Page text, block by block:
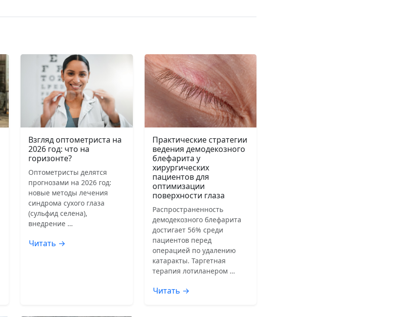
Взгляд оптометриста на
2026 год: что на
горизонте?
Оптометристы делятся
прогнозами на 2026 год:
новые методы лечения
синдрома сухого глаза
(сульфид селена),
внедрение …
Читать →
Практические стратегии
ведения демодекозного
блефарита у
хирургических
пациентов для
оптимизации
поверхности глаза
Распространенность
демодекозного блефарита
достигает 56% среди
пациентов перед
операцией по удалению
катаракты. Таргетная
терапия лотиланером …
Читать →